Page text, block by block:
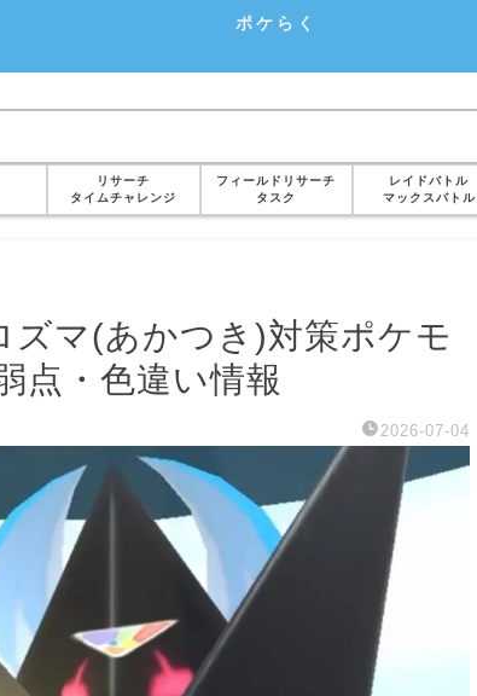
ポケらく
リサーチ
タイムチャレンジ
フィールドリサーチ
タスク
レイドバトル
マックスバトル
ズマ(あかつき)対策ポケモ
点・色違い情報
2026-07-04